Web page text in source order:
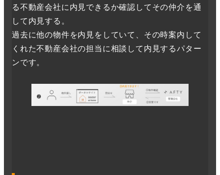
る不動産会社に内見できるか確認してその仲介を通
して内見する。
過去に他の物件を内見をしていて、その時案内して
くれた不動産会社の担当に相談して内見するパター
ンです。